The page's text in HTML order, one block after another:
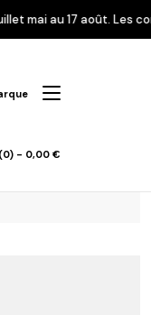
commandes
(0) - 0,00 €